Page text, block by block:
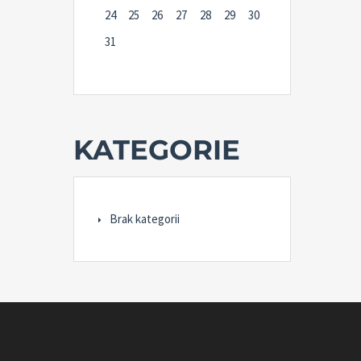
24
25 26 27 28 29
30
31
KATEGORIE
Brak kategorii